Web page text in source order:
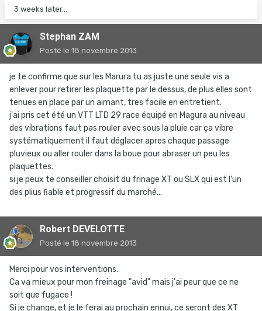
3 weeks later...
Stephan ZAM
Posté le 18 novembre 2013
je te confirme que sur les Marura tu as juste une seule vis a
enlever pour retirer les plaquette par le dessus, de plus elles sont
tenues en place par un aimant, tres facile en entretient.
j'ai pris cet été un VTT LTD 29 race équipé en Magura au niveau
des vibrations faut pas rouler avec sous la pluie car ça vibre
systématiquement il faut déglacer apres chaque passage
pluvieux ou aller rouler dans la boue pour abraser un peu les
plaquettes.
si je peux te conseiller choisit du frinage XT ou SLX qui est l'un
des plius fiable et progressif du marché...
Robert DEVELOTTE
Posté le 18 novembre 2013
Merci pour vos interventions.
Ca va mieux pour mon freinage "avid" mais j'ai peur que ce ne
soit que fugace !
Si je change, et je le ferai au prochain ennui, ce seront des XT